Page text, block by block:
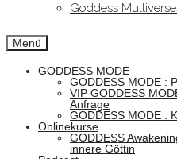
Goddess
Menü
GODDESS MODE
GODDESS MODE :
VIP GODDESS
Anfrage
GODDESS MODE :
Onlinekurse
GODDESS
innere Göttin